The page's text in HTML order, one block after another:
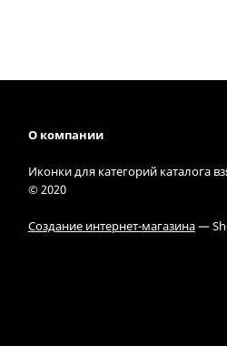
О компании
Иконки для категорий каталога
© 2020
Создание интернет-магазина—